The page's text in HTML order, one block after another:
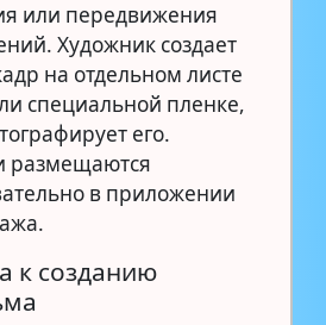
или передвижения
Художник создает
на отдельном листе
специальной пленке,
его.
размещаются
в приложении
к созданию